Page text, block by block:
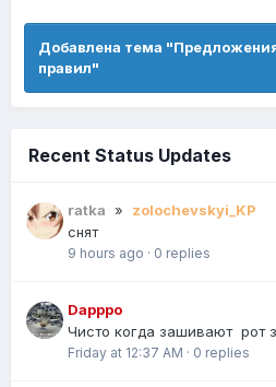
Добавлена тема
правил"
Recent Status Updates
ratka » zolochevskyi_KP
снят
9 hours ago · 0 replies
Dapppo
Чисто когда зашивают рот
Friday at 12:37 AM · 0 replies